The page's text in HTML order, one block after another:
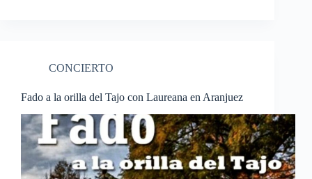
CONCIERTO
Fado a la orilla del Tajo con Laureana en Aranjuez